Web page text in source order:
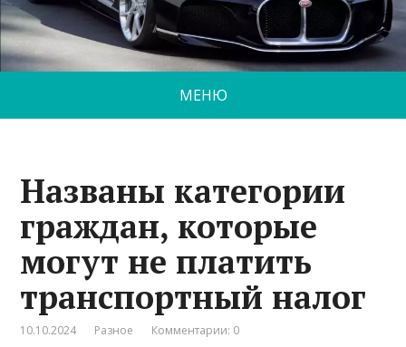
МЕНЮ
Названы категории
граждан, которые
могут не платить
транспортный налог
10.10.2024 Разное Комментарии: 0